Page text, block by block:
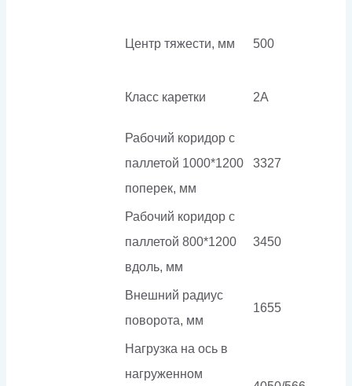
Центр тяжести, мм 500
Класс каретки 2A
Рабочий коридор с
паллетой 1000*1200
поперек, мм
3327
Рабочий коридор с
паллетой 800*1200
вдоль, мм
3450
Внешний радиус
поворота, мм
1655
Нагрузка на ось в
нагруженном